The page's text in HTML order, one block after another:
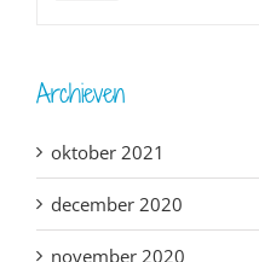
Archieven
oktober 2021
december 2020
november 2020